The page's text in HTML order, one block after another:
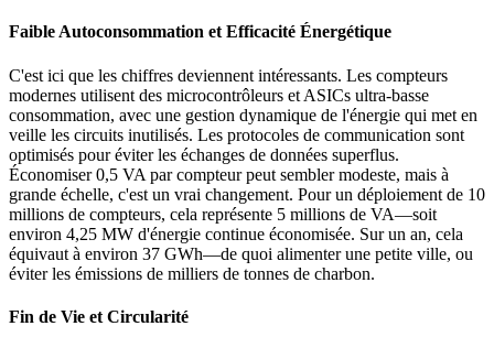
Faible Autoconsommation et Efficacité Énergétique
C'est ici que les chiffres deviennent intéressants. Les compteurs
modernes utilisent des microcontrôleurs et ASICs ultra-basse
consommation, avec une gestion dynamique de l'énergie qui met en
veille les circuits inutilisés. Les protocoles de communication sont
optimisés pour éviter les échanges de données superflus.
Économiser 0,5 VA par compteur peut sembler modeste, mais à
grande échelle, c'est un vrai changement. Pour un déploiement de 10
millions de compteurs, cela représente 5 millions de VA—soit
environ 4,25 MW d'énergie continue économisée. Sur un an, cela
équivaut à environ 37 GWh—de quoi alimenter une petite ville, ou
éviter les émissions de milliers de tonnes de charbon.
Fin de Vie et Circularité